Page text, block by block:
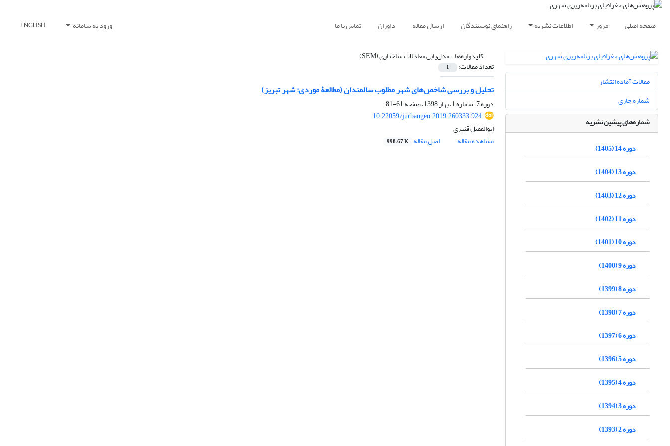
صفحه اصلی مرور اطلاعات نشریه راهنمای نویسندگان ارسال مقاله داوران تماس با ما ورود به سامانه ENGLISH
کلیدواژه‌ها =مدل‌یابی معادلات ساختاری (SEM)
تعداد مقالات: 1
تحلیل و بررسی شاخص‌های شهر مطلوب سالمندان (مطالعۀ موردی: شهر تبریز)
دوره 7، شماره 1، بهار 1398، صفحه
61-81
10.22059/jurbangeo.2019.260333.924
ابوالفضل قنبری
مشاهده مقاله
اصل مقاله 998.67 K
مقالات آماده انتشار
شماره جاری
شماره‌های پیشین نشریه
دوره 14 (1405)
دوره 13 (1404)
دوره 12 (1403)
دوره 11 (1402)
دوره 10 (1401)
دوره 9 (1400)
دوره 8 (1399)
دوره 7 (1398)
دوره 6 (1397)
دوره 5 (1396)
دوره 4 (1395)
دوره 3 (1394)
دوره 2 (1393)